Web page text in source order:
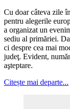
Cu doar câteva zile
pentru alegerile
a organizat un
sediu al primăriei.
ci despre cea mai
judeţ. Evident,
aşteptare.
Citește mai departe...